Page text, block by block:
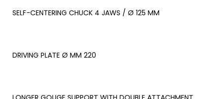
SELF-CENTERING CHUCK 4 JAWS / Ø 125 MM
DRIVING PLATE Ø MM 220